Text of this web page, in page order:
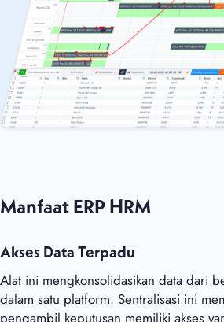
Manfaat ERP HRM
Akses Data Terpadu
Alat ini mengkonsolidasikan data dari
dalam satu platform. Sentralisasi ini
pengambil keputusan memiliki akses